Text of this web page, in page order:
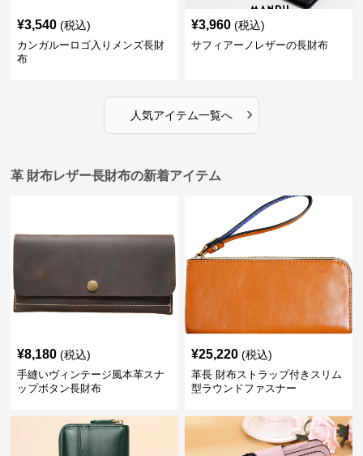
¥3,540 (税込)
カンガルーロゴ入りメンズ長財
布
¥3,960 (税込)
サフィアーノレザーの長財布
人気アイテム一覧へ ›
革 財布レザー長財布の新着アイテム
¥8,180 (税込)
手縫いヴィンテージ風本革スナ
ップボタン長財布
¥25,220 (税込)
革長 財布ストラップ付きスリム
型ラウンドファスナー